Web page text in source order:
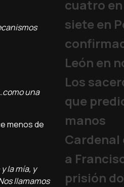
una
menos de
la mía, y
llamamos
cuatro
siete en
León en
Los
que
manos
Cardenal
a
prisión